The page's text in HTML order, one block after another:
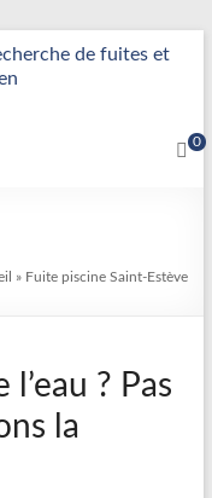
0
» Fuite piscine Saint-Estève
? Pas
la